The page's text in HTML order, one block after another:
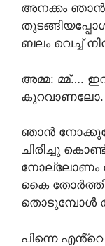
അനക്കം
ബലം വെച്ച്
അമ്മ: മ്മ്….
കുറവാണലോ.
ഞാൻ
ചിരിച്ചു
നോല്ലോണം
കൈ
തൊടുമ്പോൾ
പിന്നെ